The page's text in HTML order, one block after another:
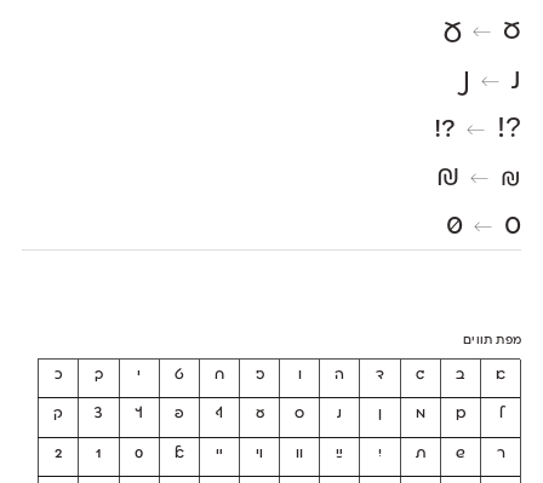
ע ← ע
נ ← נ
?!
←
?!
₪
←
₪
0
←
0
מפת תווים
א ב ג ד ה ז ח ט י ך כ
ל ם מ נ ס ע ף פ ץ צ ק
ר ש ת יִ ײַ װ ױ ײ ﭏ 0
1
2